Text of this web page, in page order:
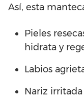
Así, esta
Pieles
hidrata y
Labios
Nariz